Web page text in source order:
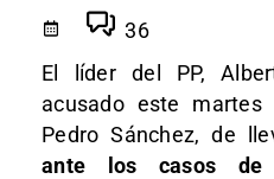
36
El líder del PP,
acusado este
Pedro Sánchez, de
ante los casos de